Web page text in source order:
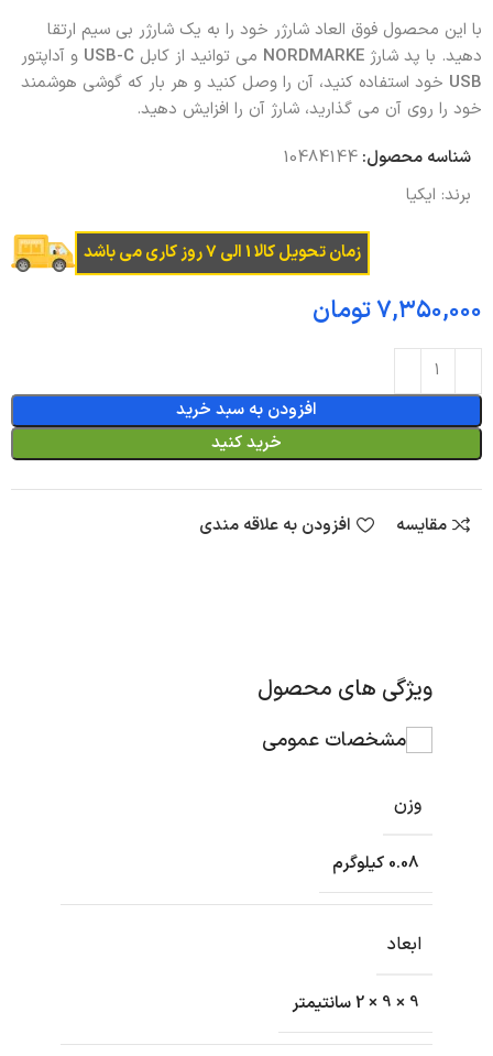
با این محصول فوق العاد شارژر خود را به یک شارژر بی سیم ارتقا
دهید. با پد شارژNORDMARKE می توانید از کابلUSB-C و آداپتور
USB خود استفاده کنید، آن را وصل کنید و هر بار که گوشی هوشمند
خود را روی آن می گذارید، شارژ آن را افزایش دهید.
شناسه محصول:10484144
برند: ایکیا
زمان تحویل کالا 1 الی 7 روز کاری می باشد
تومان
افزودن به سبد خرید
خرید کنید
مقایسه افزودن به علاقه مندی
ویژگی های محصول
مشخصات عمومی
وزن
0.08 کیلوگرم
ابعاد
9 × 9 × 2 سانتیمتر